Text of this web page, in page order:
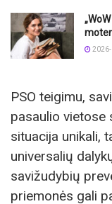
PSO teigimu,
pasaulio vietose
situacija unikali,
universalių
savižudybių
priemonės gali